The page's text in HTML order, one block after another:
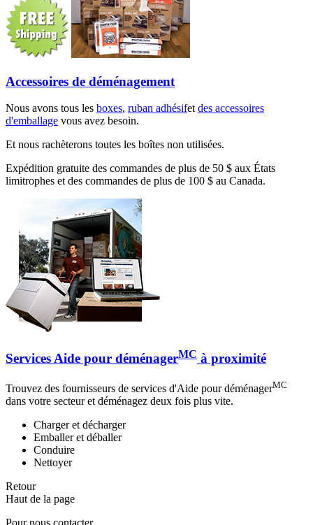
Accessoires de déménagement
Nous avons tous les boxes, ruban adhésifetdes accessoires
d'emballage vous avez besoin.
Et nous rachèterons toutes les boîtes non utilisées.
Expédition gratuite des commandes de plus de 50 $ aux États
limitrophes et des commandes de plus de 100 $ au Canada.
Services Aide pour déménagerMC à proximité
Trouvez des fournisseurs de services d'Aide pour déménagerMC
dans votre secteur et déménagez deux fois plus vite.
Charger et décharger
Emballer et déballer
Conduire
Nettoyer
Retour
Haut de la page